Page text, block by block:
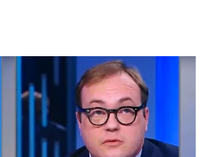
stati premiati con un posto
candidati nel MoVimento 5